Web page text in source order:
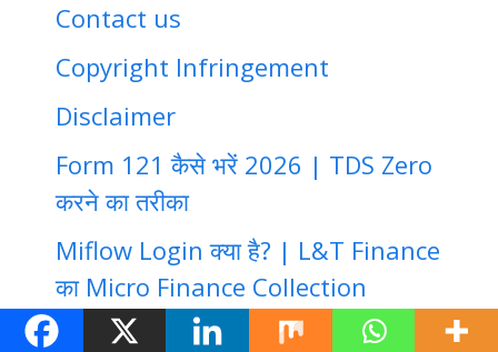
Contact us
Copyright Infringement
Disclaimer
Form 121 कैसे भरें 2026 | TDS Zero
करने का तरीका
Miflow Login क्या है? | L&T Finance
का Micro Finance Collection
Repository (MERC) के बारे में जानें